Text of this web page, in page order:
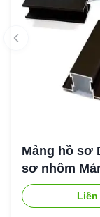
Mảng hồ sơ
sơ nhôm